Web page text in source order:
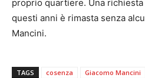
proprio quartiere. Una
questi anni è rimasta senza
Mancini.
TAGS cosenza Giacomo Mancini